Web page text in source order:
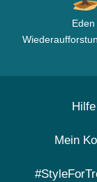
Eden
Hilfe
Mein